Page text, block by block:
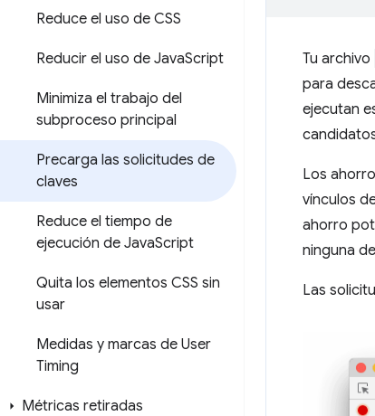
Reduce el uso de CSS
Reducir el uso de JavaScript
Minimiza el trabajo del
subproceso principal
Precarga las solicitudes de
claves
Reduce el tiempo de
ejecución de JavaScript
Quita los elementos CSS sin
usar
Medidas y marcas de User
Timing
Métricas retiradas
Tu archivo
para
ejecutan
Los
vínculos
ahorro
ninguna
Las